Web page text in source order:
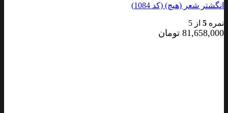
انگشتر شعر (هیچ) (کد 1084)
نمره 5 از 5
81,658,000 تومان